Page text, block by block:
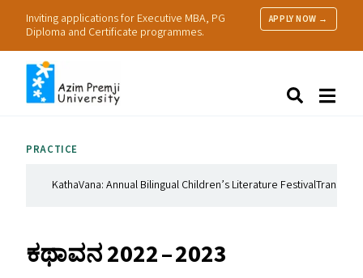
Inviting applications for Executive MBA, PG
Diploma and Certificate programmes.
APPLY NOW →
Research
PRACTICE
KathaVana: Annual Bilingual Children’s Literature Festival
ಕಥಾವನ 2022 – 2023